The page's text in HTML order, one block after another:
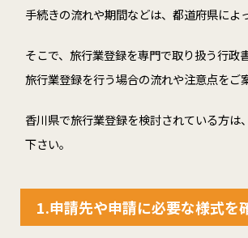
手続きの流れや期間などは、都道府県によ
そこで、旅行業登録を専門で取り扱う行政
旅行業登録を行う場合の流れや注意点をご
香川県で旅行業登録を検討されている方は
下さい。
1.申請先や申請に必要な様式を